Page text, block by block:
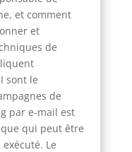
et comment
et
de
sont le
de
par e-mail est
qui peut être
Le